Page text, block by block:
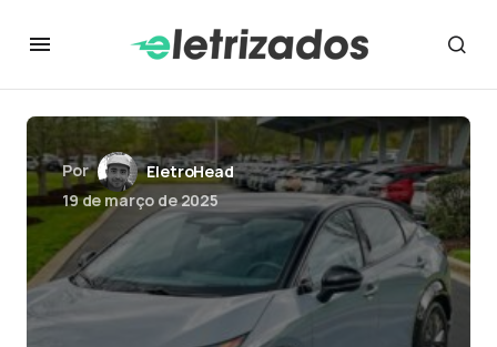
Por
EletroHead
19 de março de 2025